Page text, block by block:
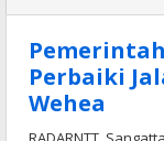
Perbaiki
Wehea